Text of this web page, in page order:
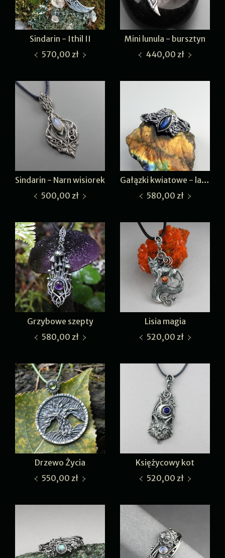
Sindarin - Ithil II
570,00 zł
Mini lunula - bursztyn
440,00 zł
Sindarin - Narn wisiorek
500,00 zł
Gałązki kwiatowe - labradoryt I
580,00 zł
Grzybowe szepty
580,00 zł
Lisia magia
520,00 zł
Drzewo Życia
550,00 zł
Księżycowy kot
520,00 zł